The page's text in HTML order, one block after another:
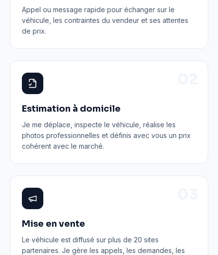
Appel ou message rapide pour échanger sur le
véhicule, les contraintes du vendeur et ses attentes
de prix.
Estimation à domicile
Je me déplace, inspecte le véhicule, réalise les
photos professionnelles et définis avec vous un prix
cohérent avec le marché.
Mise en vente
Le véhicule est diffusé sur plus de 20 sites
partenaires. Je gère les appels, les demandes, les